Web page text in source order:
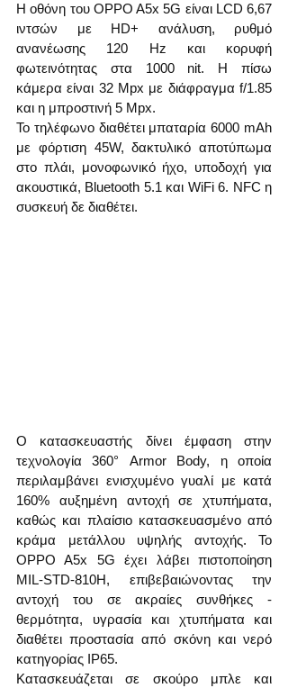
Η οθόνη του OPPO A5x 5G είναι LCD 6,67
ιντσών με HD+ ανάλυση, ρυθμό
ανανέωσης 120 Hz και κορυφή
φωτεινότητας στα 1000 nit. Η πίσω
κάμερα είναι 32 Mpx με διάφραγμα f/1.85
και η μπροστινή 5 Mpx.
Το τηλέφωνο διαθέτει μπαταρία 6000 mAh
με φόρτιση 45W, δακτυλικό αποτύπωμα
στο πλάι, μονοφωνικό ήχο, υποδοχή για
ακουστικά, Bluetooth 5.1 και WiFi 6. NFC η
συσκευή δε διαθέτει.
Ο κατασκευαστής δίνει έμφαση στην
τεχνολογία 360° Armor Body, η οποία
περιλαμβάνει ενισχυμένο γυαλί με κατά
160% αυξημένη αντοχή σε χτυπήματα,
καθώς και πλαίσιο κατασκευασμένο από
κράμα μετάλλου υψηλής αντοχής. Το
OPPO A5x 5G έχει λάβει πιστοποίηση
MIL-STD-810H, επιβεβαιώνοντας την
αντοχή του σε ακραίες συνθήκες -
θερμότητα, υγρασία και χτυπήματα και
διαθέτει προστασία από σκόνη και νερό
κατηγορίας IP65.
Κατασκευάζεται σε σκούρο μπλε και